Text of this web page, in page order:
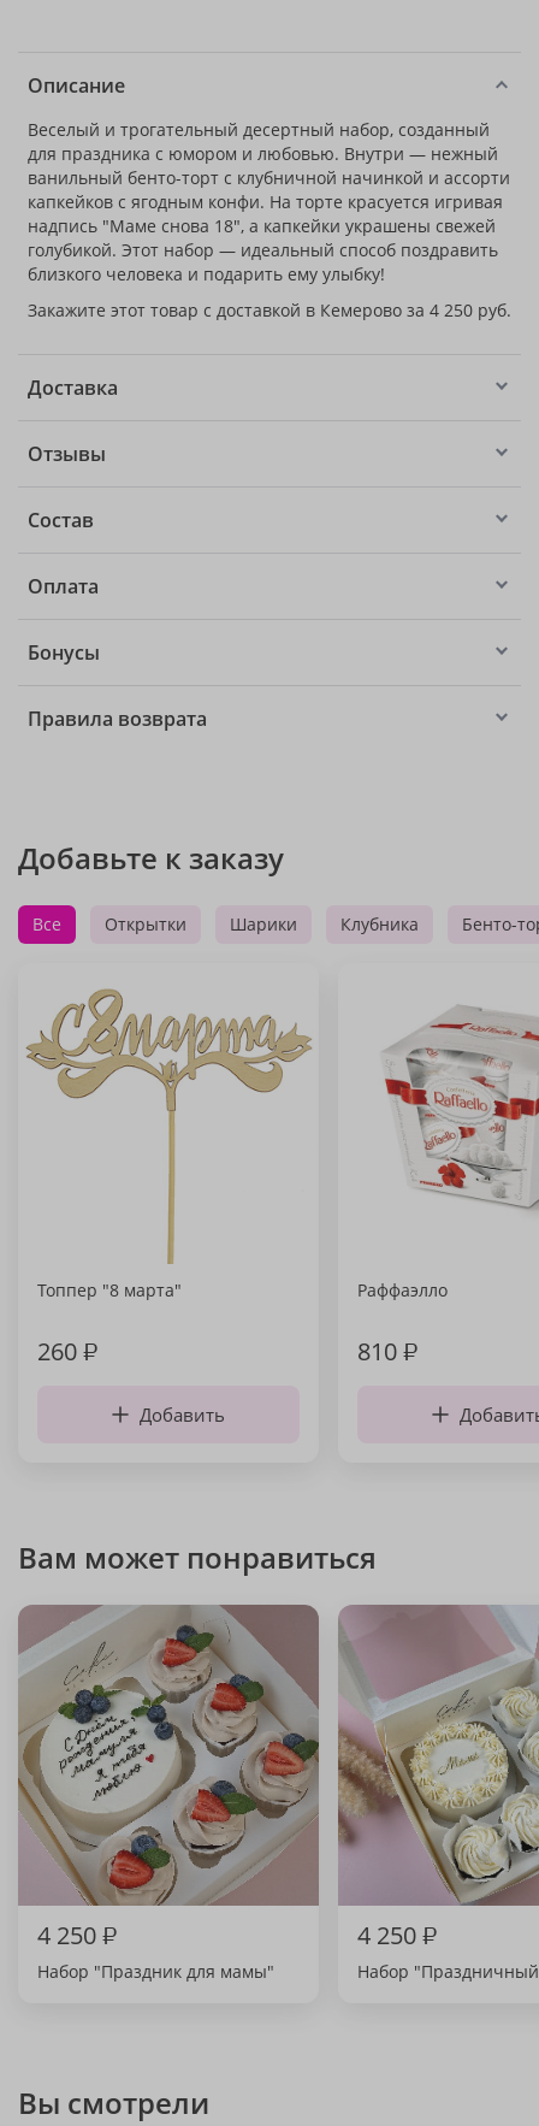
Описание
Веселый и трогательный десертный набор, созданный
для праздника с юмором и любовью. Внутри — нежный
ванильный бенто-торт с клубничной начинкой и ассорти
капкейков с ягодным конфи. На торте красуется игривая
надпись "Маме снова 18", а капкейки украшены свежей
голубикой. Этот набор — идеальный способ поздравить
близкого человека и подарить ему улыбку!
Закажите этот товар с доставкой в Кемерово за 4 250 руб.
Доставка
Отзывы
Состав
Оплата
Бонусы
Правила возврата
Добавьте к заказу
Все Открытки Шарики Клубника Бенто-
Топпер "8 марта"
260₽
Добавить
Раффаэлло
810₽
Вам может понравиться
4 250₽
Набор "Праздник для мамы"
4 250₽
Набор "Праздничный
Вы смотрели